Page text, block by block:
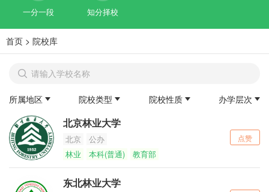
一分一段 知分择校
首页 > 院校库
所属地区 院校类型 院校性质 办学层次
北京林业大学
北京
公办
林业
本科(普通) 教育部
点赞
东北林业大学